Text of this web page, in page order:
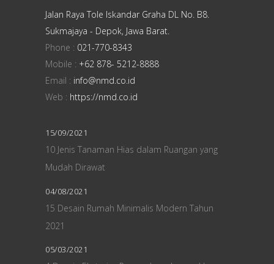
Jalan Raya Tole Iskandar Graha DL No. B8.
Sukmajaya - Depok, Jawa Barat.
Phone : 021-770-8343
Mobile : +62 878- 5212-8888
Email : info@nmd.co.id
Web : https://nmd.co.id
15/09/2021
10 Jenis Tanaman Hias dalam Ruangan yang
Mudah Dirawat
04/08/2021
15 Desain Rumah Minimalis Modern Tahun
2021
05/03/2021